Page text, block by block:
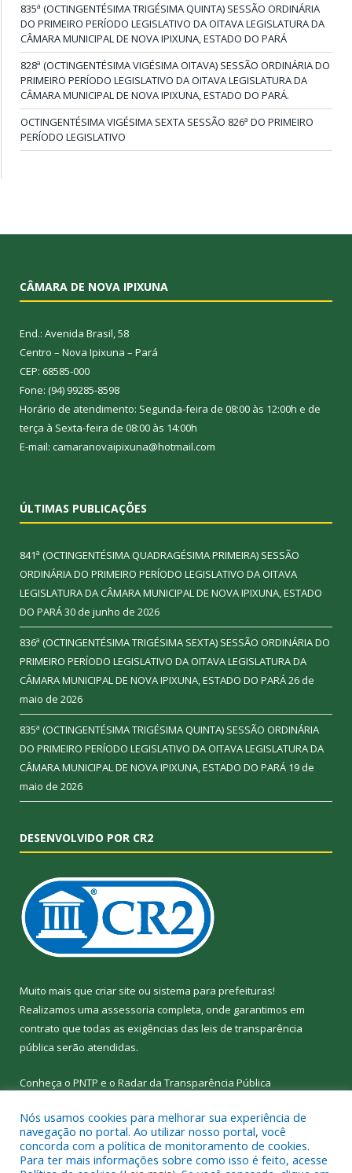
835ª (OCTINGENTÉSIMA TRIGÉSIMA QUINTA) SESSÃO ORDINÁRIA
DO PRIMEIRO PERÍODO LEGISLATIVO DA OITAVA LEGISLATURA DA
CÂMARA MUNICIPAL DE NOVA IPIXUNA, ESTADO DO PARÁ
828ª (OCTINGENTÉSIMA VIGÉSIMA OITAVA) SESSÃO ORDINÁRIA DO
PRIMEIRO PERÍODO LEGISLATIVO DA OITAVA LEGISLATURA DA
CÂMARA MUNICIPAL DE NOVA IPIXUNA, ESTADO DO PARÁ.
OCTINGENTÉSIMA VIGÉSIMA SEXTA SESSÃO 826ª DO PRIMEIRO
PERÍODO LEGISLATIVO
CÂMARA DE NOVA IPIXUNA
End.: Avenida Brasil, 58
Centro – Nova Ipixuna – Pará
CEP: 68585-000
Fone: (94) 99285-8598
Horário de atendimento: Segunda-feira de 08:00 às 12:00h e de
terça à Sexta-feira de 08:00 às 14:00h
E-mail: camaranovaipixuna@hotmail.com
ÚLTIMAS PUBLICAÇÕES
841ª (OCTINGENTÉSIMA QUADRAGÉSIMA PRIMEIRA) SESSÃO
ORDINÁRIA DO PRIMEIRO PERÍODO LEGISLATIVO DA OITAVA
LEGISLATURA DA CÂMARA MUNICIPAL DE NOVA IPIXUNA, ESTADO
DO PARÁ30 de junho de 2026
836ª (OCTINGENTÉSIMA TRIGÉSIMA SEXTA) SESSÃO ORDINÁRIA DO
PRIMEIRO PERÍODO LEGISLATIVO DA OITAVA LEGISLATURA DA
CÂMARA MUNICIPAL DE NOVA IPIXUNA, ESTADO DO PARÁ26 de
maio de 2026
835ª (OCTINGENTÉSIMA TRIGÉSIMA QUINTA) SESSÃO ORDINÁRIA
DO PRIMEIRO PERÍODO LEGISLATIVO DA OITAVA LEGISLATURA DA
CÂMARA MUNICIPAL DE NOVA IPIXUNA, ESTADO DO PARÁ 19 de
maio de 2026
DESENVOLVIDO POR CR2
Muito mais que criar site ou sistema para prefeituras!
Realizamos uma assessoria completa, onde garantimos em
contrato que todas as exigências das leis de transparência
pública serão atendidas.
Conheça o PNTP e o Radar da Transparência Pública
Todos os direitos reservados a Câmara Municipal de Nova
Nós usamos cookies para melhorar sua experiência de
navegação no portal. Ao utilizar nosso portal, você
concorda com a política de monitoramento de cookies.
Para ter mais informações sobre como isso é feito, acesse